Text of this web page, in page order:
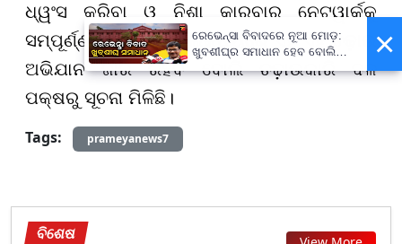
ଧ୍ୱଂସ କରିବା ଓ ନିଶା କାରବାର ନେଟୱାର୍କକୁ
ସମ୍ପୂର୍ଣ୍ଣ ବନ୍ଦ କରିବା ଲକ୍ଷ୍ୟରେ ଏହି ଏହି ଚଢ଼ାଉ
ଅଭିଯାନ ଜାରି ରହିବ ବୋଲି ଚଢ଼ାଉକାରି ଦଳ
ପକ୍ଷରୁ ସୂଚନା ମିଳିଛି।
Tags:
prameyanews7
ବିଶେଷ
×
ରେଭେନ୍ସା ବିବାଦରେ ନୂଆ ମୋଡ଼:
ଖୁବଶୀଘ୍ର ସମାଧାନ ହେବ ବୋଲି